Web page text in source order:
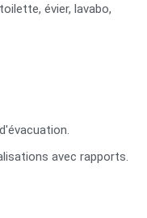
évier, lavabo,
avec rapports.